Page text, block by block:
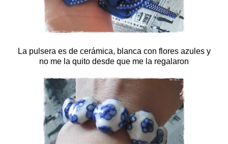
La pulsera es de cerámica, blanca con flores azules y
no me la quito desde que me la regalaron